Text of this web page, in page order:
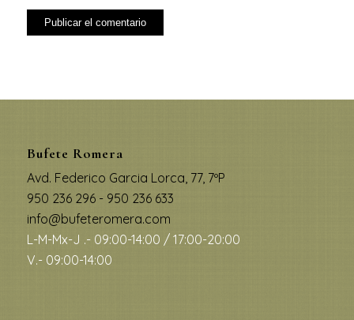
Bufete Romera
Avd. Federico Garcia Lorca, 77, 7ºP
950 236 296 - 950 236 633
info@bufeteromera.com
L-M-Mx-J .- 09:00-14:00 / 17:00-20:00
V.- 09:00-14:00